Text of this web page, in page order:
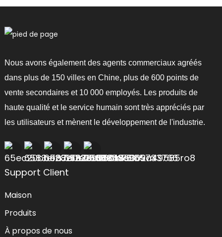
Nous avons également des agents commerciaux agréés
dans plus de 150 villes en Chine, plus de 600 points de
vente secondaires et 10 000 employés. Les produits de
haute qualité et le service humain sont très appréciés par
les utilisateurs et mènent le développement de l'industrie.
Support Client
Maison
Produits
À propos de nous